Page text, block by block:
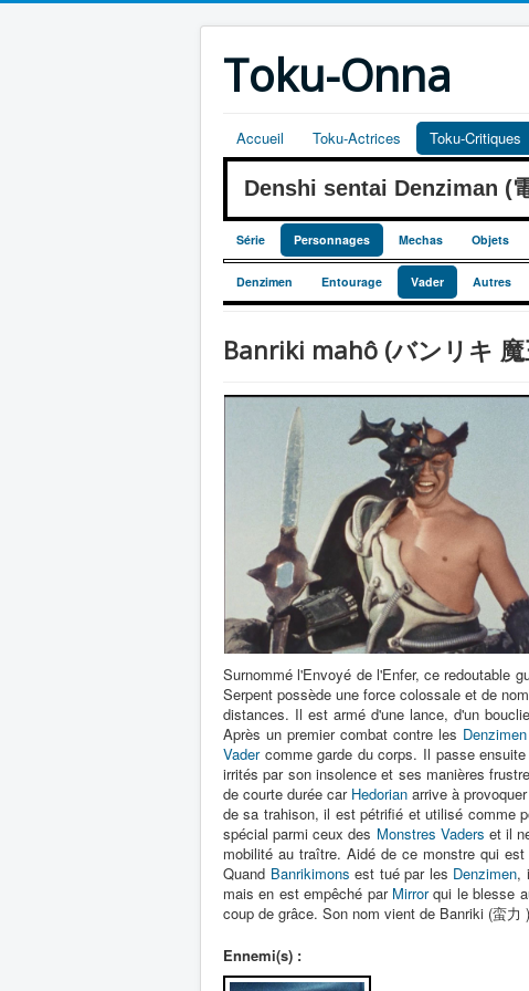
Toku-Onna
Accueil Toku-Actrices Toku-Critiques
Denshi sentai Denziman (
Série Personnages Mechas Objets
Denzimen Entourage Vader Autres
Banriki mahô (バンリキ
Surnommé l'Envoyé de l'Enfer, ce redoutable
Serpent possède une force colossale et de
distances. Il est armé d'une lance, d'un
Après un premier combat contre les Denzimen
Vadercomme garde du corps. Il passe
irrités par son insolence et ses manières
de courte durée car Hedorian arrive à
de sa trahison, il est pétrifié et utilisé comme
spécial parmi ceux des Monstres Vaders et il
mobilité au traître. Aidé de ce monstre qui
Quand Banrikimons est tué par les Denzimen,
mais en est empêché par Mirrorqui le blesse
coup de grâce. Son nom vient de Banriki (蛮力
Ennemi(s) :